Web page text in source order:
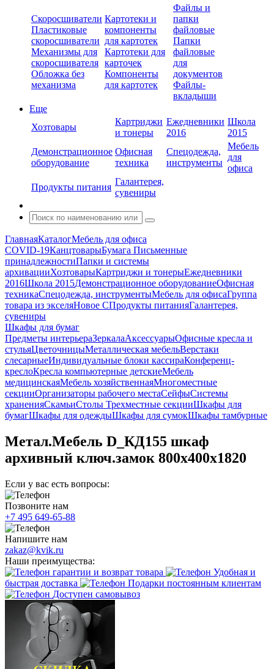
Скоросшиватели
Пластиковые
скоросшиватели
Механизмы для
скоросшивателя
Обложка без
механизма
Картотеки и
компоненты
для картотек
Картотеки для
карточек
Компоненты
для картотек
Файлы и
папки
файловые
Папки
файловые
для
документов
Файлы-
вкладыши
Еще
Хозтовары
Картриджи
и тонеры
Ежедневники
2016
Школа
2015
Демонстрационное
оборудование
Офисная
техника
Спецодежда,
инструменты
Мебель
для
офиса
Продукты питания
Галантерея,
сувениры
ГлавнаяКаталогМебель для офиса
COVID-19КанцтоварыБумага Письменные
принадлежностиПапки и системы
архивацииХозтоварыКартриджи и тонерыЕжедневники
2016Школа 2015Демонстрационное оборудованиеОфисная
техникаСпецодежда, инструментыМебель для офисаГруппа
товара из экселяНовое СПродукты питанияГалантерея,
сувениры
Шкафы для бумаг
Предметы интерьераЗеркалаАксессуарыОфисные кресла и
стульяЦветочницыМеталлическая мебельВерстаки
слесарныеИндивидуальные блоки кассираКонференц-
креслоКресла компьютерные детскиеМебель
медицинскаяМебель хозяйственнаяМногоместные
секцииОрганизаторы рабочего местаСейфыСистемы
храненияСкамьиСтолы Трехместные секцииШкафы для
бумагШкафы для одеждыШкафы для сумокШкафы тамбурные
Метал.Мебель D_КД155 шкаф
архивный ключ.замок 800х400х1820
Если у вас есть вопросы:
Позвоните нам
+7 495 649-65-88
Напишите нам
zakaz@kvik.ru
Наши преимущества:
гарантии и возврат товара
Удобная и
быстрая доставка
Подарки постоянным клиентам
Доступен самовывоз